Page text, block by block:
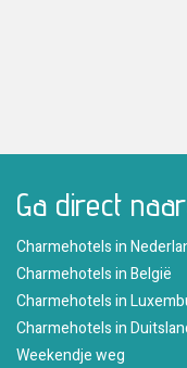
Ga direct
Charmehotels in
Charmehotels in België
Charmehotels in
Charmehotels in
Weekendje weg